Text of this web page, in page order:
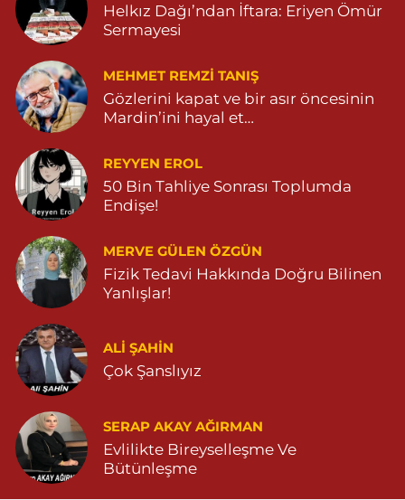
Helkız Dağı’ndan İftara: Eriyen Ömür
Sermayesi
MEHMET REMZI TANIŞ
Gözlerini kapat ve bir asır öncesinin
Mardin’ini hayal et…
REYYEN EROL
50 Bin Tahliye Sonrası Toplumda
Endişe!
MERVE GÜLEN ÖZGÜN
Fizik Tedavi Hakkında Doğru Bilinen
Yanlışlar!
ALI ŞAHİN
Çok Şanslıyız
SERAP AKAY AĞIRMAN
Evlilikte Bireyselleşme Ve
Bütünleşme